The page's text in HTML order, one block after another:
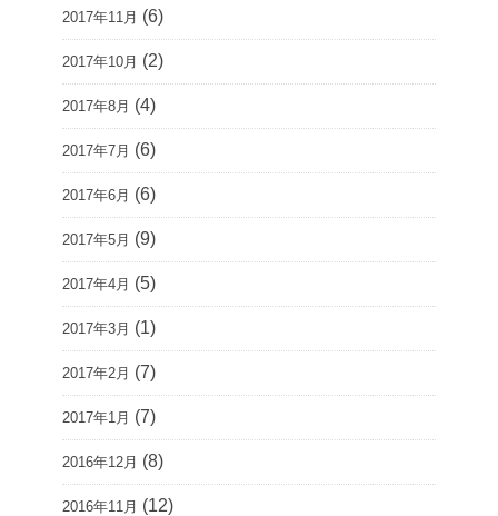
2017年11月 (6)
2017年10月 (2)
2017年8月 (4)
2017年7月 (6)
2017年6月 (6)
2017年5月 (9)
2017年4月 (5)
2017年3月 (1)
2017年2月 (7)
2017年1月 (7)
2016年12月 (8)
2016年11月 (12)